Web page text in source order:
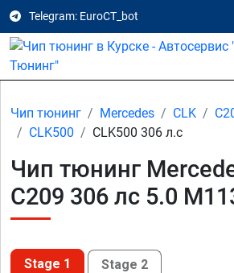
Telegram: EuroCT_bot
Чип тюнинг Mercedes CLK
CLK500
CLK500 306 л.с
Чип тюнинг
C209 306 лс 5.0
Stage 1 Stage 2